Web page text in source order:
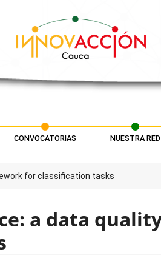
CONVOCATORIAS NUESTRA RED
for classification tasks
a data